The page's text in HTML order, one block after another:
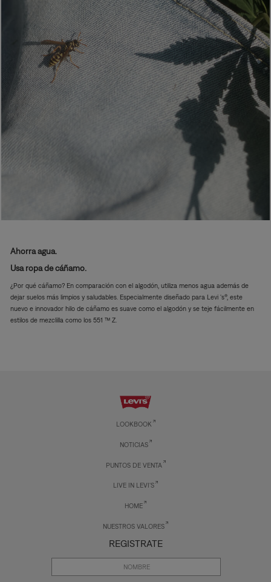
Ahorra agua.
Usa ropa de cáñamo.
¿Por qué cáñamo? En comparación con el algodón, utiliza menos agua además de
dejar suelos más limpios y saludables. Especialmente diseñado para Levi 's®, este
nuevo e innovador hilo de cáñamo es suave como el algodón y se teje fácilmente en
estilos de mezclilla como los 551 ™ Z.
LOOKBOOK
NOTICIAS
PUNTOS DE VENTA
LIVE IN LEVI'S
HOME
NUESTROS VALORES
REGISTRATE